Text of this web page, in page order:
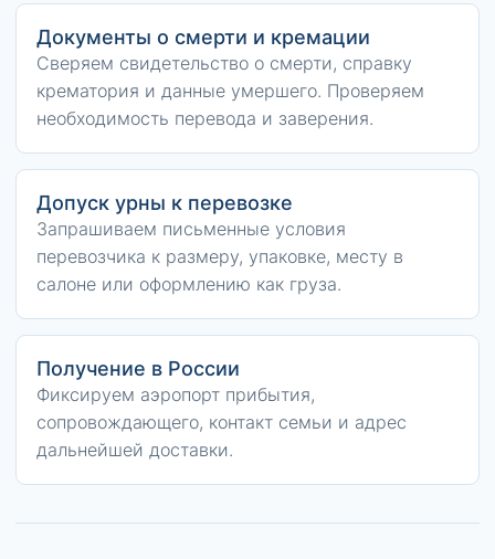
Документы о смерти и кремации
Сверяем свидетельство о смерти, справку
крематория и данные умершего. Проверяем
необходимость перевода и заверения.
Допуск урны к перевозке
Запрашиваем письменные условия
перевозчика к размеру, упаковке, месту в
салоне или оформлению как груза.
Получение в России
Фиксируем аэропорт прибытия,
сопровождающего, контакт семьи и адрес
дальнейшей доставки.